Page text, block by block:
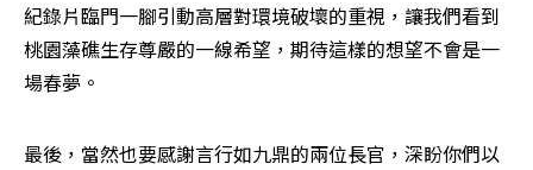
紀錄片臨門一腳引動高層對環境破壞的重視，讓我們看到
桃園藻礁生存尊嚴的一線希望，期待這樣的想望不會是一
場春夢。
最後，當然也要感謝言行如九鼎的兩位長官，深盼你們以